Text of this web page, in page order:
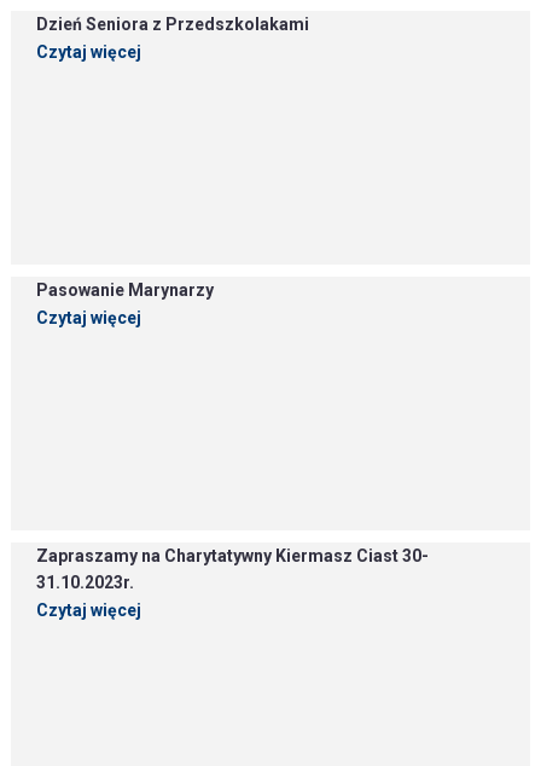
Dzień Seniora z Przedszkolakami
Czytaj więcej
Pasowanie Marynarzy
Czytaj więcej
Zapraszamy na Charytatywny Kiermasz Ciast 30-
31.10.2023r.
Czytaj więcej